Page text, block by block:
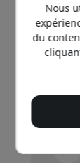
Nous
du